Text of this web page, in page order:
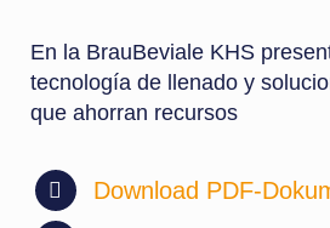
En la BrauBeviale KHS
tecnología de llenado y
que ahorran recursos
Download PDF-